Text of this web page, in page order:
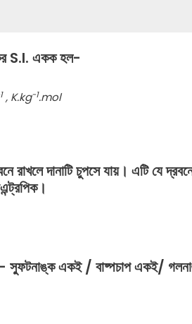
S.I. একক হল-
, K.kg-1.mol
রাখলেদানাটিচুপসেযায়। এটিযে
স্ফুটনাঙ্ক একই / বাষ্পচাপ একই/